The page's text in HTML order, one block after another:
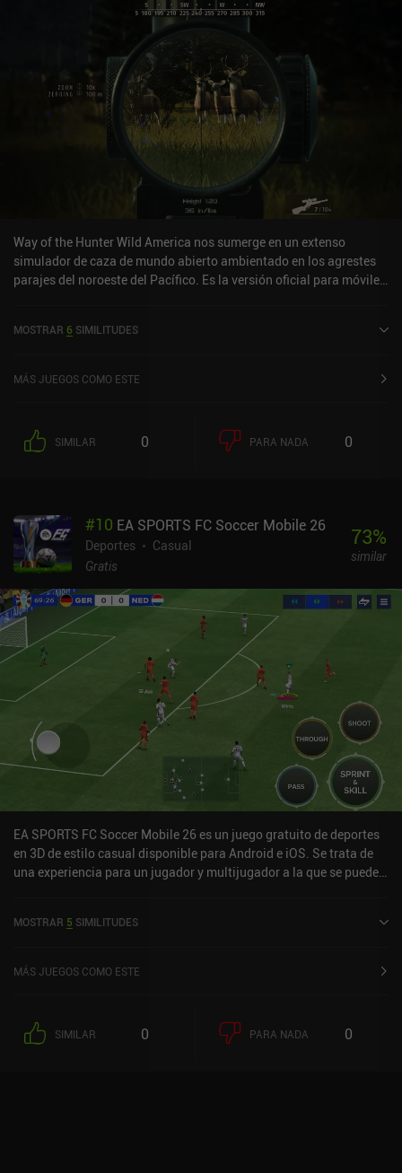
Way of the Hunter Wild America nos sumerge en un extenso
simulador de caza de mundo abierto ambientado en los agrestes
parajes del noroeste del Pacífico. Es la versión oficial para móviles
detallada cabaña situada en el centro de un gran mundo abierto.
que se nos pide que nos ocupemos de unos molestos tejones. A
armas del mundo real y disparos simulados con precisión. Los
animales deambulan por el paisaje y reaccionan de una forma que
hacia la simulación, lo que puede resultar abrumador para alguien
cuya experiencia de caza empiece y termine con Big Buck Hunter.
Por ejemplo, se nos ofrece un desglose muy detallado de la
caza. La escala del mundo es impresionante, aunque carece de los
puntos de referencia y el follaje más exuberante que pueden hacer
que este tipo de mundos abiertos destaquen. El rendimiento podría
ser mejor, con retrasos ocasionales y unos gráficos que no están a
la última. Way of the Hunter Wild America es un juego premium de
9,99 $ con un iAP de 1,99 $ y otro de 2,99 $ para packs con equipo
adicional que nunca es necesario. Para los entusiastas del deporte
que quieran una experiencia con los pies en la tierra, con un amplio
mundo por explorar y centrado en la caza ética, el juego se gana su
lugar en el camino. Puede que no deslumbre en el apartado gráfico,
pero bajo la superficie se esconde una experiencia gratificante y
bien elaborada.
MOSTRAR 6 SIMILITUDES
MÁS JUEGOS COMO ESTE
SIMILAR 0 PARA NADA 0
#10 EA SPORTS FC Soccer Mobile 26
Deportes
Casual
Gratis
73%
similar
EA SPORTS FC Soccer Mobile 26 es un juego gratuito de deportes
en 3D de estilo casual disponible para Android e iOS. Se trata de
una experiencia para un jugador y multijugador a la que se puede
Mobile 26 se lanzó en octubre de 2016 y tiene actualmente una
App Store de iOS.
MOSTRAR 5 SIMILITUDES
MÁS JUEGOS COMO ESTE
SIMILAR 0 PARA NADA 0